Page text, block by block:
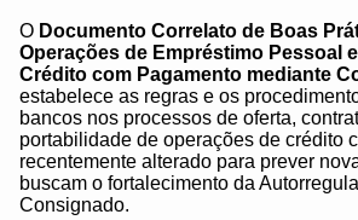
O Documento Correlato de Boas
Operações de Empréstimo Pessoal
Crédito com Pagamento mediante
estabelece as regras e os
bancos nos processos de oferta,
portabilidade de operações de crédito
recentemente alterado para prever
buscam o fortalecimento da
Consignado.